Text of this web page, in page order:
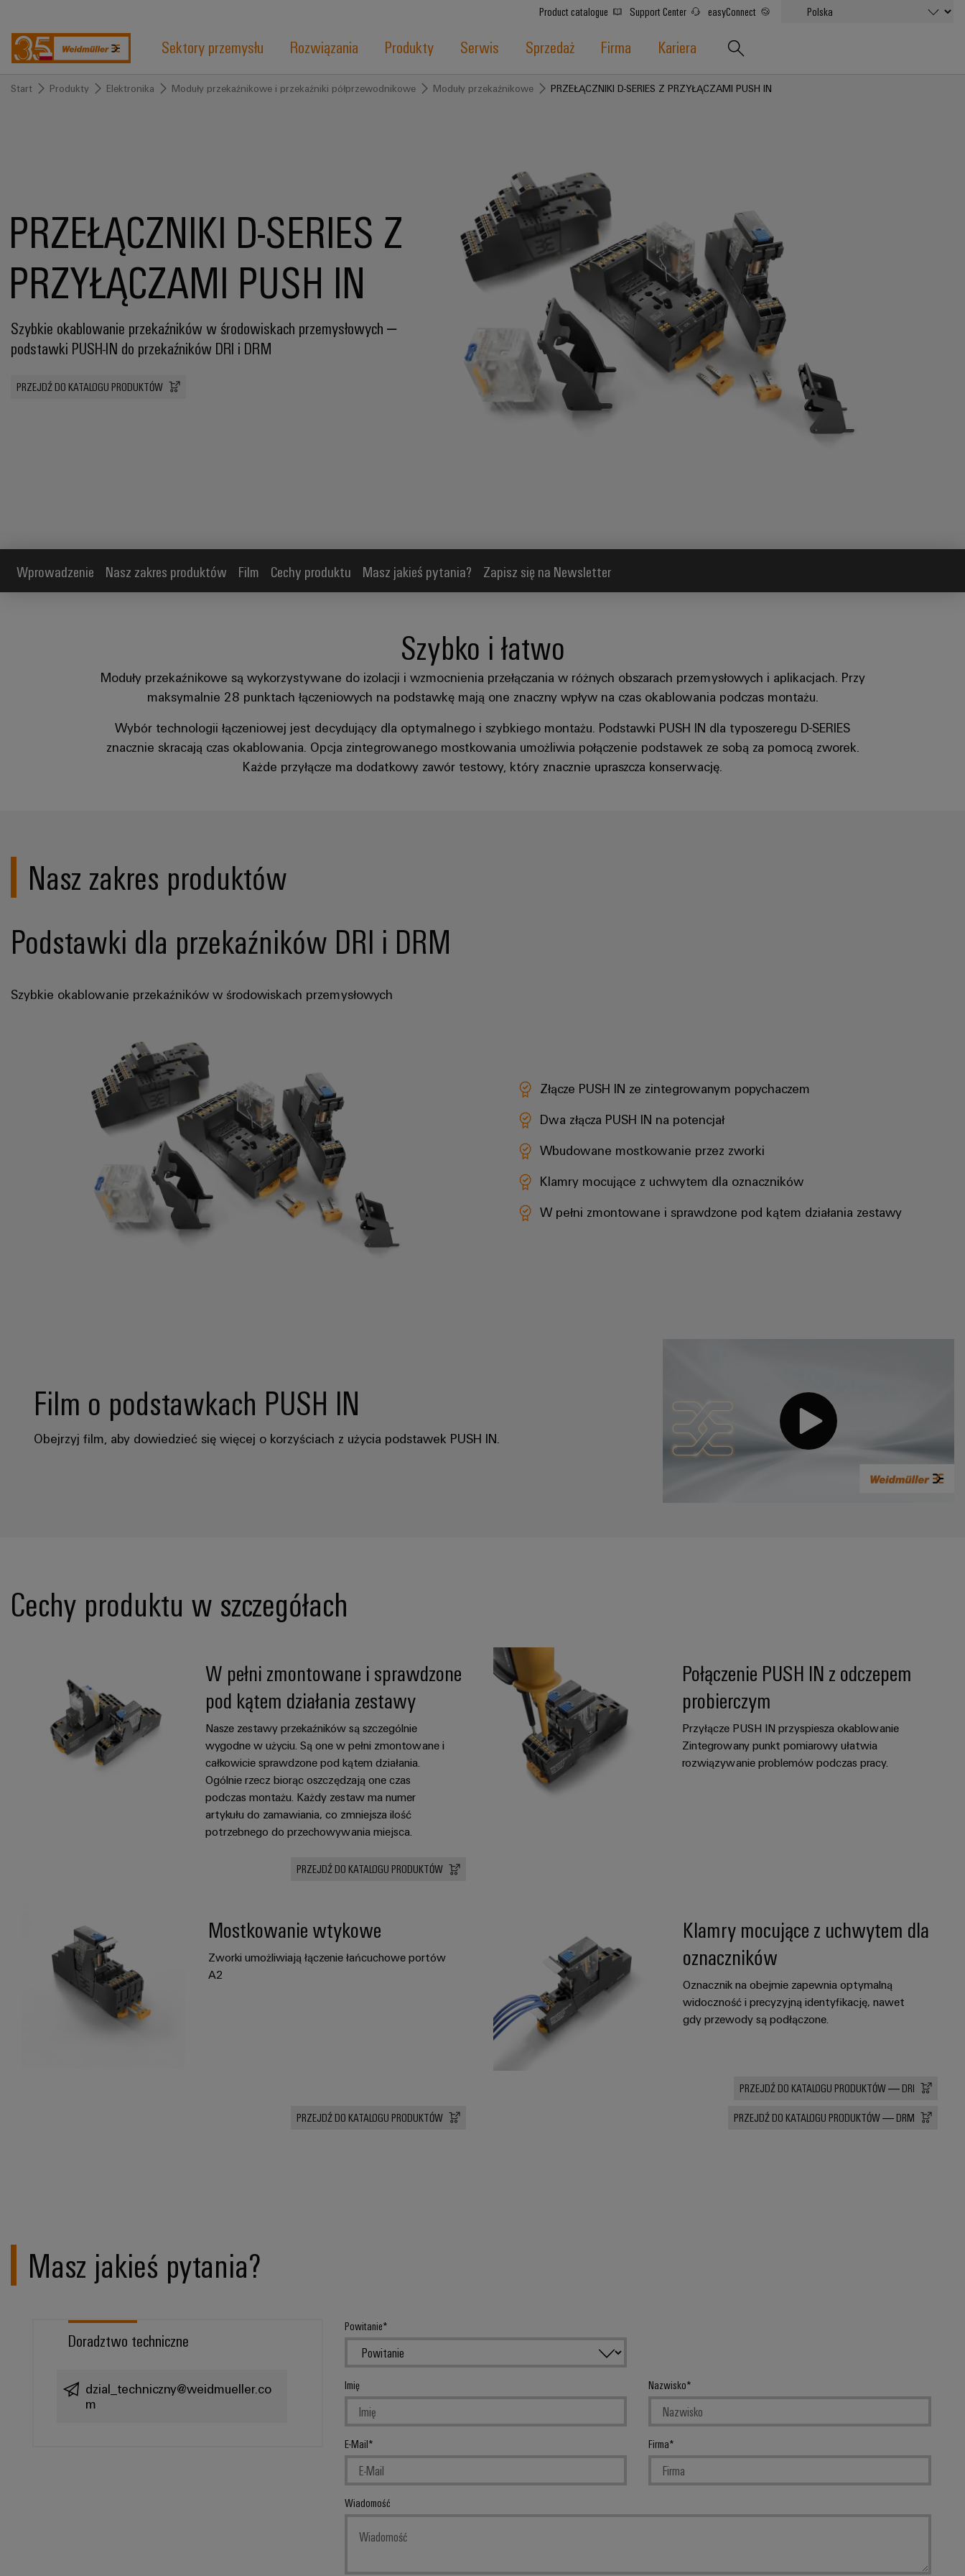
Product catalogue Support Center easyConnect
Sektory przemysłu Rozwiązania Produkty Serwis Sprzedaż Firma Kariera
Start Produkty Elektronika Moduły przekaźnikowe i przekaźniki półprzewodnikowe Moduły przekaźnikowe PRZEŁĄCZNIKI D-SERIES Z PRZYŁĄCZAMI PUSH IN
PRZEŁĄCZNIKI D-SERIES Z
PRZYŁĄCZAMI PUSH IN
Szybkie okablowanie przekaźników w środowiskach przemysłowych –
podstawki PUSH-IN do przekaźników DRI i DRM
PRZEJDŹ DO KATALOGU PRODUKTÓW
Wprowadzenie Nasz zakres produktów Film Cechy produktu Masz jakieś pytania? Zapisz się na Newsletter
Szybko i łatwo
Moduły przekaźnikowe są wykorzystywane do izolacji i wzmocnienia przełączania w różnych obszarach przemysłowych i aplikacjach. Przy
maksymalnie 28 punktach łączeniowych na podstawkę mają one znaczny wpływ na czas okablowania podczas montażu.
Wybór technologii łączeniowej jest decydujący dla optymalnego i szybkiego montażu. Podstawki PUSH IN dla typoszeregu D-SERIES
znacznie skracają czas okablowania. Opcja zintegrowanego mostkowania umożliwia połączenie podstawek ze sobą za pomocą zworek.
Każde przyłącze ma dodatkowy zawór testowy, który znacznie upraszcza konserwację.
Nasz zakres produktów
Podstawki dla przekaźników DRI i DRM
Szybkie okablowanie przekaźników w środowiskach przemysłowych
Złącze PUSH IN ze zintegrowanym popychaczem
Dwa złącza PUSH IN na potencjał
Wbudowane mostkowanie przez zworki
Klamry mocujące z uchwytem dla oznaczników
W pełni zmontowane i sprawdzone pod kątem działania zestawy
Film o podstawkach PUSH IN
Obejrzyj film, aby dowiedzieć się więcej o korzyściach z użycia podstawek PUSH IN.
Cechy produktu w szczegółach
W pełni zmontowane i sprawdzone
pod kątem działania zestawy
Nasze zestawy przekaźników są szczególnie
wygodne w użyciu. Są one w pełni zmontowane i
całkowicie sprawdzone pod kątem działania.
Ogólnie rzecz biorąc oszczędzają one czas
podczas montażu. Każdy zestaw ma numer
artykułu do zamawiania, co zmniejsza ilość
potrzebnego do przechowywania miejsca.
PRZEJDŹ DO KATALOGU PRODUKTÓW
Połączenie PUSH IN z odczepem
probierczym
Przyłącze PUSH IN przyspiesza okablowanie
Zintegrowany punkt pomiarowy ułatwia
rozwiązywanie problemów podczas pracy.
Mostkowanie wtykowe
Zworki umożliwiają łączenie łańcuchowe portów
A2
PRZEJDŹ DO KATALOGU PRODUKTÓW
Klamry mocujące z uchwytem dla
oznaczników
Oznacznik na obejmie zapewnia optymalną
widoczność i precyzyjną identyfikację, nawet
gdy przewody są podłączone.
PRZEJDŹ DO KATALOGU PRODUKTÓW — DRI
PRZEJDŹ DO KATALOGU PRODUKTÓW — DRM
Masz jakieś pytania?
Doradztwo techniczne
dzial_techniczny@weidmueller.co
m
Powitanie
Imię Nazwisko
E-Mail Firma
Wiadomość